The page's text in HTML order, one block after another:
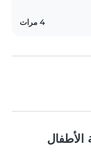
4 مرات
الأطفال